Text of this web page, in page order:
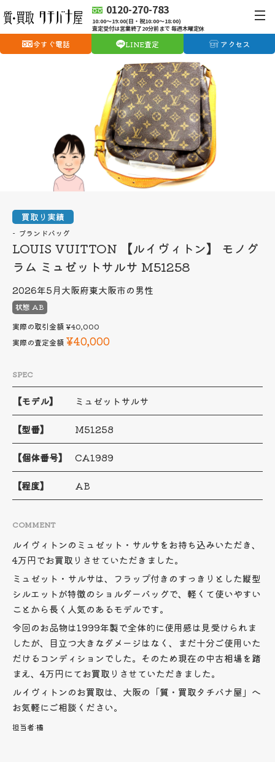
0120-270-783
10:00〜19:00(日・祝10:00〜18:00)
査定受付は営業終了20分前まで 毎週木曜定休
今すぐ電話 LINE査定 アクセス
買取り実績
ブランドバッグ
LOUIS VUITTON 【ルイヴィトン】 モノグ
ラム ミュゼットサルサ M51258
2026年5月大阪府東大阪市の男性
状態 AB
実際の取引金額¥40,000
実際の査定金額 ¥40,000
SPEC
【モデル】 ミュゼットサルサ
【型番】 M51258
【個体番号】 CA1989
【程度】 AB
COMMENT
ルイヴィトンのミュゼット・サルサをお持ち込みいただき、
4万円でお買取りさせていただきました。
ミュゼット・サルサは、フラップ付きのすっきりとした縦型
シルエットが特徴のショルダーバッグで、軽くて使いやすい
ことから長く人気のあるモデルです。
今回のお品物は1999年製で全体的に使用感は見受けられま
したが、目立つ大きなダメージはなく、まだ十分ご使用いた
だけるコンディションでした。そのため現在の中古相場を踏
まえ、4万円にてお買取りさせていただきました。
ルイヴィトンのお買取は、大阪の「質・買取タチバナ屋」へ
お気軽にご相談ください。
担当者:橘